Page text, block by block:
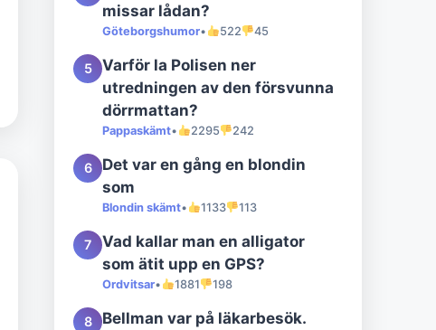
missar lådan?
Göteborgshumor• 522 45
5
Varför la Polisen ner
utredningen av den försvunna
dörrmattan?
Pappaskämt• 2295 242
6
Det var en gång en blondin
som
Blondin skämt• 1133 113
7
Vad kallar man en alligator
som ätit upp en GPS?
Ordvitsar• 1881 198
8 Bellman var på läkarbesök.